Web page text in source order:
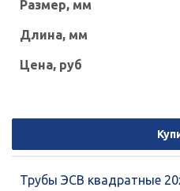
Трубы ЭСВ квадратные